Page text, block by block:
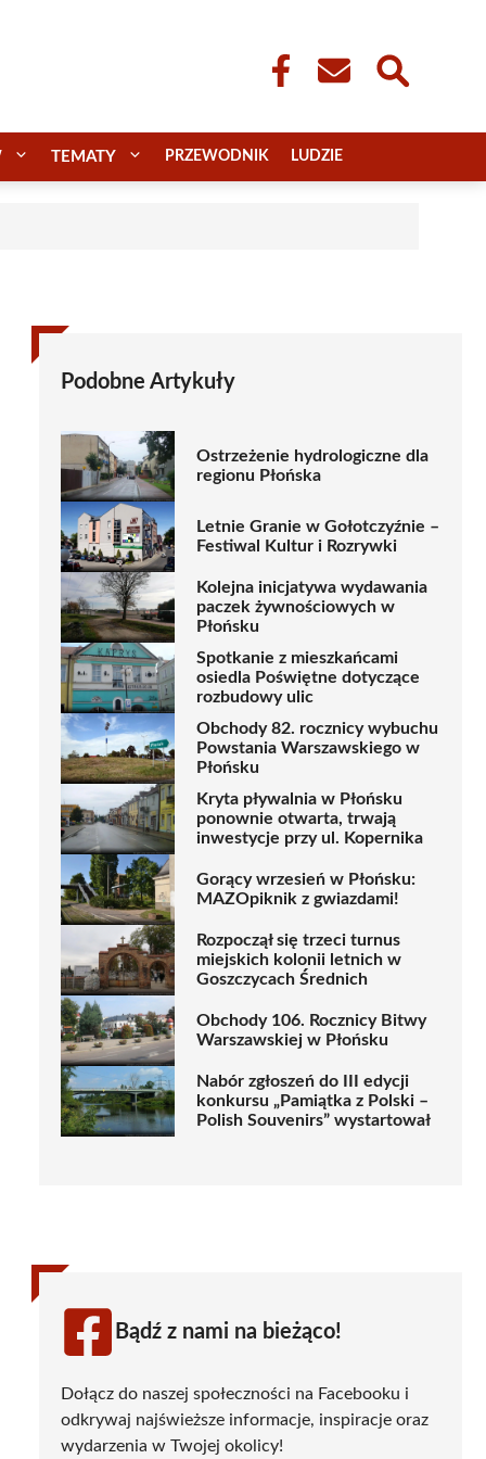
TEMATY PRZEWODNIK LUDZIE
Podobne Artykuły
Ostrzeżenie hydrologiczne dla
regionu Płońska
Letnie Granie w Gołotczyźnie –
Festiwal Kultur i Rozrywki
Kolejna inicjatywa wydawania
paczek żywnościowych w
Płońsku
Spotkanie z mieszkańcami
osiedla Poświętne dotyczące
rozbudowy ulic
Obchody 82. rocznicy wybuchu
Powstania Warszawskiego w
Płońsku
Kryta pływalnia w Płońsku
ponownie otwarta, trwają
inwestycje przy ul. Kopernika
Gorący wrzesień w Płońsku:
MAZOpiknik z gwiazdami!
Rozpoczął się trzeci turnus
miejskich kolonii letnich w
Goszczycach Średnich
Obchody 106. Rocznicy Bitwy
Warszawskiej w Płońsku
Nabór zgłoszeń do III edycji
konkursu „Pamiątka z Polski –
Polish Souvenirs” wystartował
Bądź z nami na bieżąco!
Dołącz do naszej społeczności na Facebooku i
odkrywaj najświeższe informacje, inspiracje oraz
wydarzenia w Twojej okolicy!